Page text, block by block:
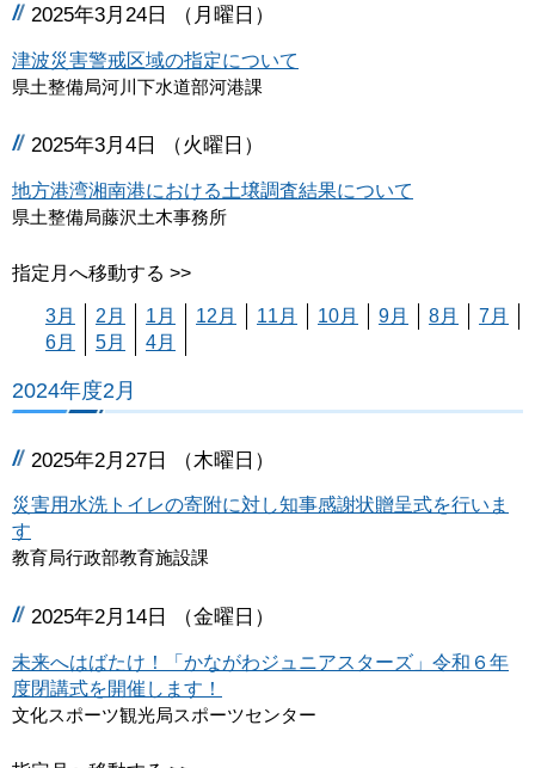
2025年3月24日 （月曜日）
津波災害警戒区域の指定について
県土整備局河川下水道部河港課
2025年3月4日 （火曜日）
地方港湾湘南港における土壌調査結果について
県土整備局藤沢土木事務所
指定月へ移動する >>
3月 2月 1月 12月 11月 10月 9月 8月
7月
6月
5月 4月
2024年度2月
2025年2月27日 （木曜日）
災害用水洗トイレの寄附に対し知事感謝状贈呈式を行いま
す
教育局行政部教育施設課
2025年2月14日 （金曜日）
未来へはばたけ！「かながわジュニアスターズ」令和６年
度閉講式を開催します！
文化スポーツ観光局スポーツセンター